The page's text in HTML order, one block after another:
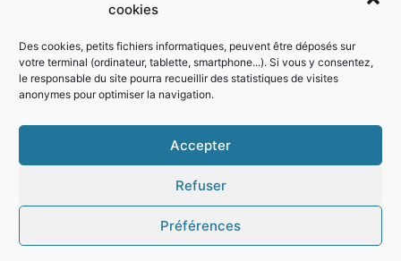
cookies
Des cookies, petits fichiers informatiques, peuvent être déposés sur
votre terminal (ordinateur, tablette, smartphone...). Si vous y consentez,
le responsable du site pourra recueillir des statistiques de visites
anonymes pour optimiser la navigation.
Accepter
Refuser
Préférences
Horaires d'ouverture de la mairie
Mode sombre :